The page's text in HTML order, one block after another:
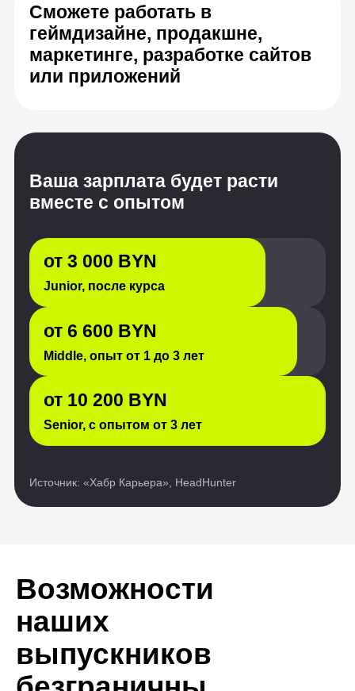
Ваша зарплата будет расти
вместе с опытом
от 3 000 BYN
от 10 200 BYN
Возможности
наших
выпускников
безграничны
преобразивших свои жизни
благодаря обучению ИТ-
Тестирование